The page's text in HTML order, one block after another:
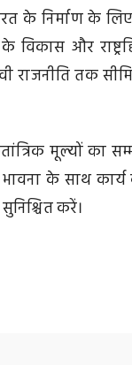
के निर्माण के
विकास और
राजनीति तक
मूल्यों
भावना के साथ
करें।